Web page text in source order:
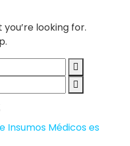
looking for.